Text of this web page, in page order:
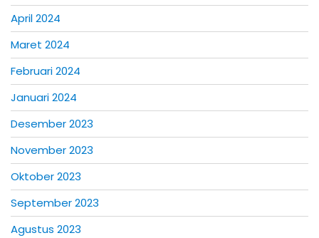
April 2024
Maret 2024
Februari 2024
Januari 2024
Desember 2023
November 2023
Oktober 2023
September 2023
Agustus 2023